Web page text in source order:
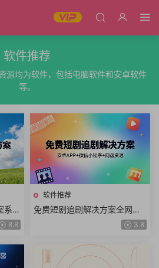
软件推荐
源均为软件，包括电脑软件和安卓软件
等。
系统
理方
件工
8.8
软件推荐
免费短剧追剧解决方案全网真
人短剧AI短剧漫剧竖屏剧横屏
剧海量短剧免费观看网盘短剧
3.8